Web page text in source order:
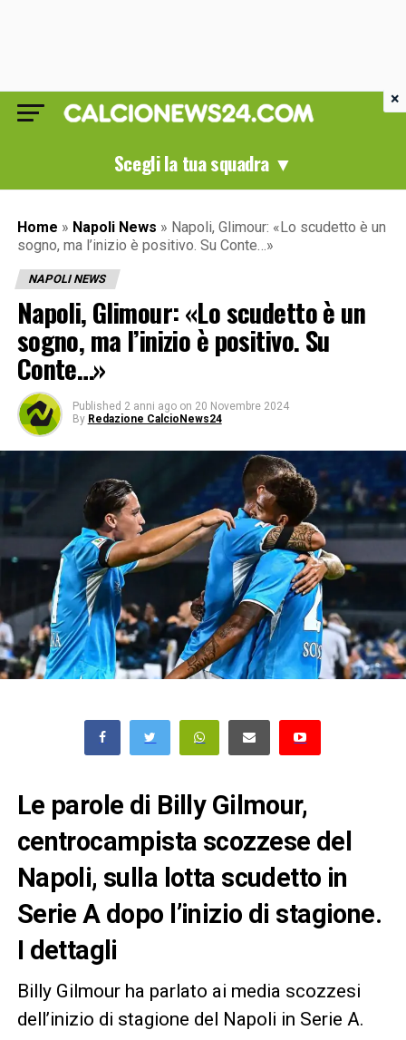
Scegli la tua squadra ▼
Home » Napoli News » Napoli, Glimour: «Lo scudetto è un
sogno, ma l’inizio è positivo. Su Conte…»
NAPOLI NEWS
Napoli, Glimour: «Lo scudetto è un
sogno, ma l’inizio è positivo. Su
Conte…»
Published 2 anni ago on 20 Novembre 2024
By Redazione CalcioNews24
Le parole di Billy Gilmour,
centrocampista scozzese del
Napoli, sulla lotta scudetto in
Serie A dopo l’inizio di stagione.
I dettagli
Billy Gilmour ha parlato ai media scozzesi
dell’inizio di stagione del Napoli in Serie A.
×